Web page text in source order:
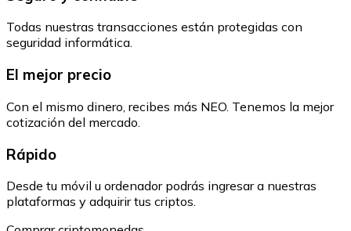
Todas nuestras transacciones están protegidas con
seguridad informática.
El mejor precio
Con el mismo dinero, recibes más NEO. Tenemos la mejor
cotización del mercado.
Rápido
Desde tu móvil u ordenador podrás ingresar a nuestras
plataformas y adquirir tus criptos.